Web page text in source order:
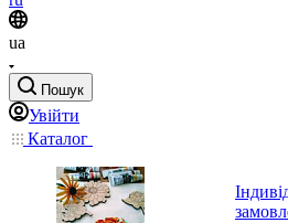
ua
Пошук
Увійти
Каталог